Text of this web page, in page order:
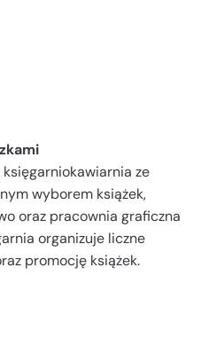
ze
wyborem książek,
oraz pracownia graficzna
organizuje liczne
promocję książek.